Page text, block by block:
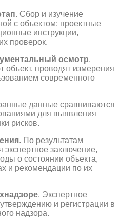
. Сбор и изучение
с объектом: проектные
инструкции,
проверок.
осмотр.
объект, проводят измерения
современного
данные сравниваются
для выявления
рисков.
. По результатам
заключение,
о состоянии объекта,
и рекомендации по их
. Экспертное
и регистрации в
надзора.